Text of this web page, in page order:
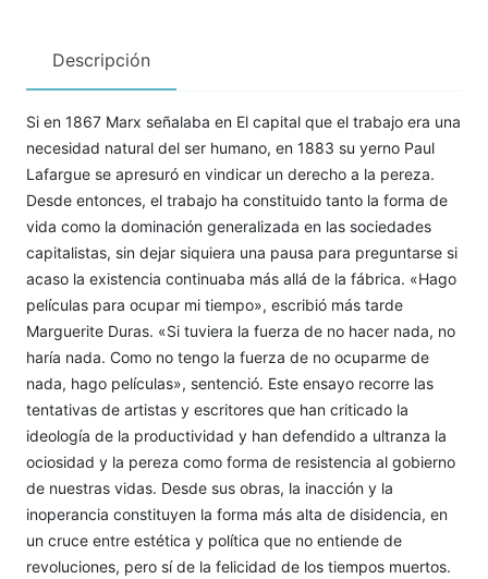
Descripción
Si en 1867 Marx señalaba en El capital que el trabajo era una
necesidad natural del ser humano, en 1883 su yerno Paul
Lafargue se apresuró en vindicar un derecho a la pereza.
Desde entonces, el trabajo ha constituido tanto la forma de
vida como la dominación generalizada en las sociedades
capitalistas, sin dejar siquiera una pausa para preguntarse si
acaso la existencia continuaba más allá de la fábrica. «Hago
películas para ocupar mi tiempo», escribió más tarde
Marguerite Duras. «Si tuviera la fuerza de no hacer nada, no
haría nada. Como no tengo la fuerza de no ocuparme de
nada, hago películas», sentenció. Este ensayo recorre las
tentativas de artistas y escritores que han criticado la
ideología de la productividad y han defendido a ultranza la
ociosidad y la pereza como forma de resistencia al gobierno
de nuestras vidas. Desde sus obras, la inacción y la
inoperancia constituyen la forma más alta de disidencia, en
un cruce entre estética y política que no entiende de
revoluciones, pero sí de la felicidad de los tiempos muertos.